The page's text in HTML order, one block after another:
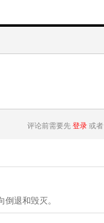
评论前需要先 登录 或者
退和毁灭。